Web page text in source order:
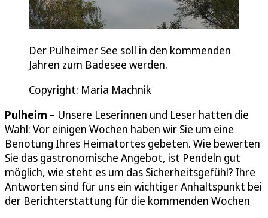
Der Pulheimer See soll in den kommenden
Jahren zum Badesee werden.
Copyright: Maria Machnik
Pulheim – Unsere Leserinnen und Leser hatten die
Wahl: Vor einigen Wochen haben wir Sie um eine
Benotung Ihres Heimatortes gebeten. Wie bewerten
Sie das gastronomische Angebot, ist Pendeln gut
möglich, wie steht es um das Sicherheitsgefühl? Ihre
Antworten sind für uns ein wichtiger Anhaltspunkt bei
der Berichterstattung für die kommenden Wochen